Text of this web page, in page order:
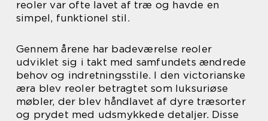
reoler var ofte lavet af træ og havde en
simpel, funktionel stil.
Gennem årene har badeværelse reoler
udviklet sig i takt med samfundets ændrede
behov og indretningsstile. I den victorianske
æra blev reoler betragtet som luksuriøse
møbler, der blev håndlavet af dyre træsorter
og prydet med udsmykkede detaljer. Disse